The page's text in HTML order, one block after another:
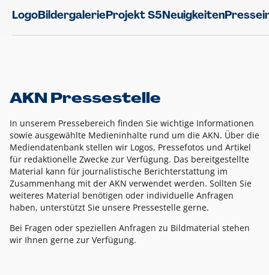
LogoBildergalerieProjekt S5Neuigkeiten
AKN Pressestelle
In unserem Pressebereich finden Sie wichtige Informationen
sowie ausgewählte Medieninhalte rund um die AKN. Über die
Mediendatenbank stellen wir Logos, Pressefotos und Artikel
für redaktionelle Zwecke zur Verfügung. Das bereitgestellte
Material kann für journalistische Berichterstattung im
Zusammenhang mit der AKN verwendet werden. Sollten Sie
weiteres Material benötigen oder individuelle Anfragen
haben, unterstützt Sie unsere Pressestelle gerne.
Bei Fragen oder speziellen Anfragen zu Bildmaterial stehen
wir Ihnen gerne zur Verfügung.